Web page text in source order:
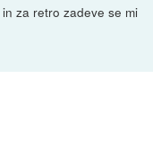
za retro zadeve se mi